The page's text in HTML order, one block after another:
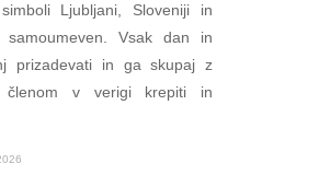
Ljubljani, Sloveniji in
Vsak dan in
prizadevati in ga skupaj z
členom v verigi krepiti in